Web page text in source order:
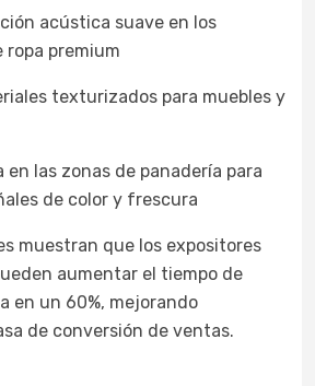
acústica suave en los
premium
texturizados para muebles y
las zonas de panadería para
de color y frescura
muestran que los expositores
aumentar el tiempo de
en un 60%, mejorando
de conversión de ventas.